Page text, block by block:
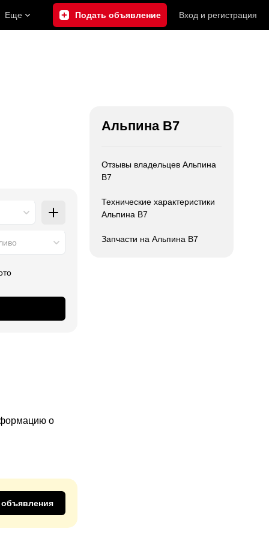
Еще Подать объявление Вход и регистрация
о
Альпина В7
Отзывы владельцев Альпина
В7
Технические характеристики
Альпина В7
Запчасти на Альпина В7